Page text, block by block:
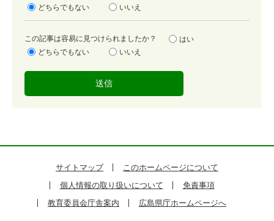
足
どちらでもない
いいえ
容
易
この記事は容易に見つけられましたか？
はい
どちらでもない
いいえ
サイトマップ
このホームページについて
個人情報の取り扱いについて
免責事項
教育委員会庁舎案内
広島県庁ホームページへ